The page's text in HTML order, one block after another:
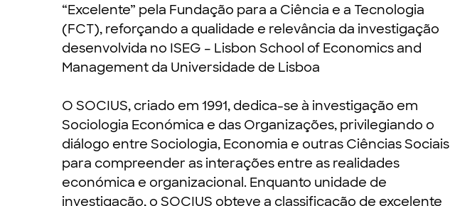
“Excelente” pela Fundação para a Ciência e a Tecnologia
(FCT), reforçando a qualidade e relevância da investigação
desenvolvida no ISEG – Lisbon School of Economics and
Management da Universidade de Lisboa
O SOCIUS, criado em 1991, dedica-se à investigação em
Sociologia Económica e das Organizações, privilegiando o
diálogo entre Sociologia, Economia e outras Ciências Sociais
para compreender as interações entre as realidades
económica e organizacional. Enquanto unidade de
investigação, o SOCIUS obteve a classificação de excelente